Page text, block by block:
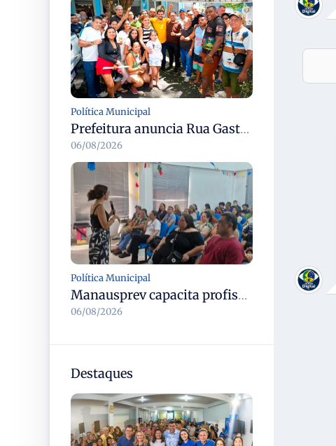
Política Municipal
Prefeitura anuncia Rua Gastronômica de Manaus e garante alternativas para 54 ambulantes cadastrados
06/08/2026
Política Municipal
Manausprev capacita profissionais de recursos humanos para agilizar concessão de aposentadorias no município
06/08/2026
Destaques